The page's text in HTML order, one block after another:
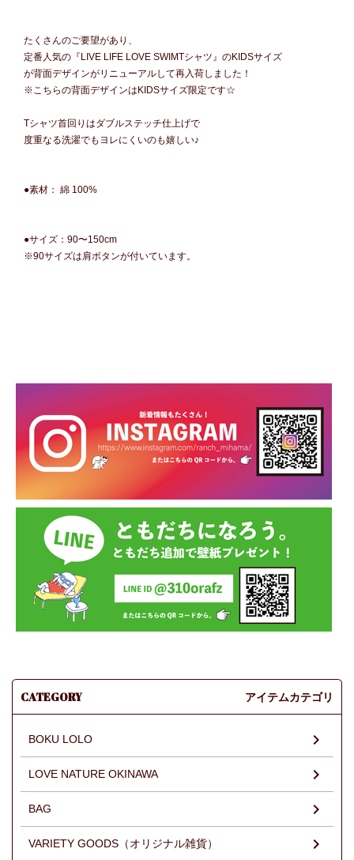
たくさんのご要望があり、
定番人気の『LIVE LIFE LOVE SWIMTシャツ』のKIDSサイズ
が背面デザインがリニューアルして再入荷しました！
※こちらの背面デザインはKIDSサイズ限定です☆
Tシャツ首回りはダブルステッチ仕上げで
度重なる洗濯でもヨレにくいのも嬉しい♪
●素材： 綿 100%
●サイズ：90〜150cm
※90サイズは肩ボタンが付いています。
CATEGORY アイテムカテゴリ
BOKU LOLO
LOVE NATURE OKINAWA
BAG
VARIETY GOODS（オリジナル雑貨）